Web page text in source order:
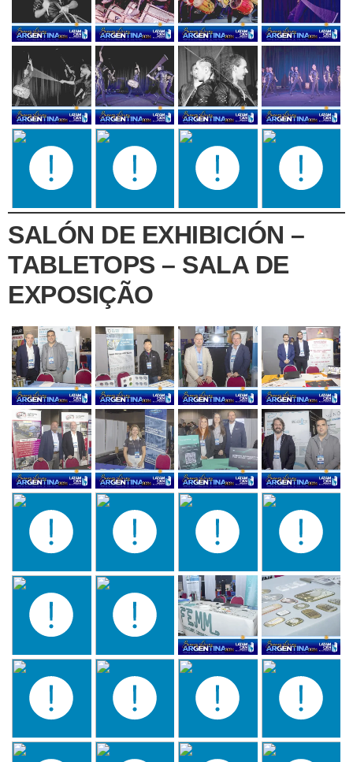
SALÓN DE EXHIBICIÓN –
TABLETOPS – SALA DE
EXPOSIÇÃO